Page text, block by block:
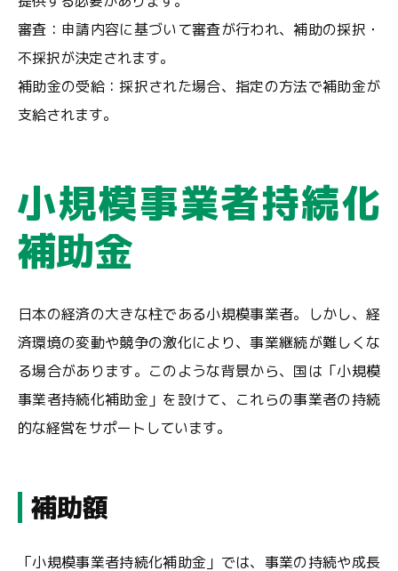
審査：申請内容に基づいて審査が行われ、補助の採択・
不採択が決定されます。
補助金の受給：採択された場合、指定の方法で補助金が
支給されます。
小規模事業者持続化
補助金
日本の経済の大きな柱である小規模事業者。しかし、経
済環境の変動や競争の激化により、事業継続が難しくな
る場合があります。このような背景から、国は「小規模
事業者持続化補助金」を設けて、これらの事業者の持続
的な経営をサポートしています。
補助額
「小規模事業者持続化補助金」では、事業の持続や成長